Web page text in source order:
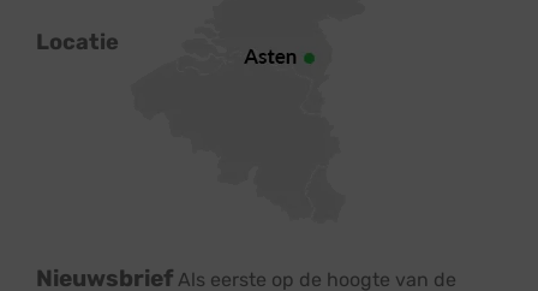
Locatie
Nieuwsbrief Als eerste op de hoogte van de